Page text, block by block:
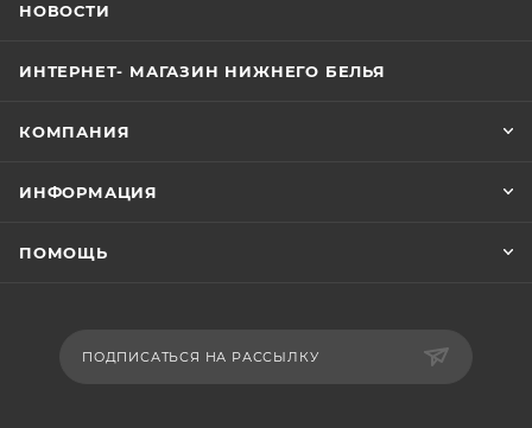
НОВОСТИ
ИНТЕРНЕТ- МАГАЗИН НИЖНЕГО БЕЛЬЯ
КОМПАНИЯ
ИНФОРМАЦИЯ
ПОМОЩЬ
ПОДПИСАТЬСЯ НА РАССЫЛКУ